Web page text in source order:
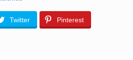
Twitter Pinterest